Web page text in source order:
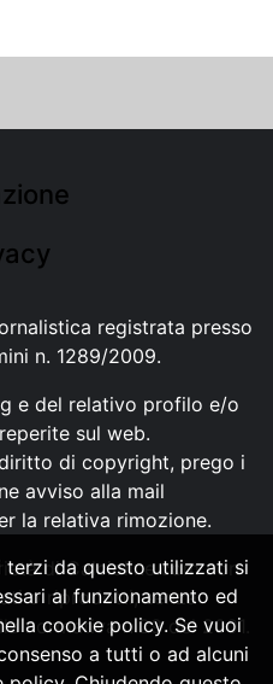
registrata presso
n. 1289/2009.
e del relativo profilo e/o
sul web.
di copyright, prego i
avviso alla mail
la relativa rimozione.
di Calcioline.com non
o riprodotti, senza
normativa n.29 del 2001.
da questo utilizzati si
al funzionamento ed
cookie policy. Se vuoi
a tutti o ad alcuni